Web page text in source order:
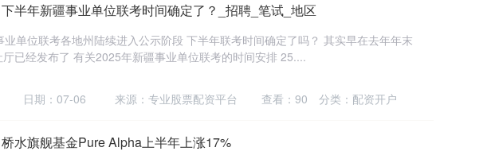
半年新疆事业单位联考时间确定了？_招聘_笔试_地区
业单位联考各地州陆续进入公示阶段 下半年联考时间确定了吗？ 其实早在去年年末
厅已经发布了 有关2025年新疆事业单位联考的时间安排 25....
日期：07-06 来源：专业股票配资平台 查看：90 分类： 配资开户
水旗舰基金Pure Alpha上半年上涨17%